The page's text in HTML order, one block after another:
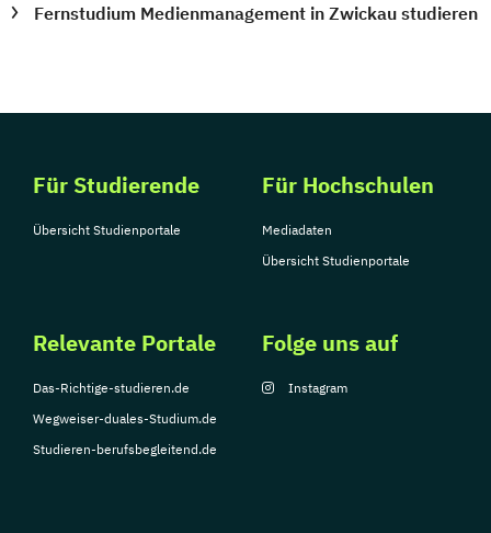
Fernstudium Medienmanagement in Zwickau studieren
Für Studierende
Übersicht Studienportale
Für Hochschulen
Mediadaten
Übersicht Studienportale
Relevante Portale
Das-Richtige-studieren.de
Wegweiser-duales-Studium.de
Studieren-berufsbegleitend.de
Folge uns auf
Instagram